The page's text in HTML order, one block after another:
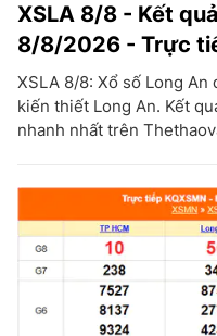
XSLA 8/8 - Kết
8/8/2026 - Trực
XSLA 8/8: Xổ số Long
kiến thiết Long An. Kết
nhanh nhất trên